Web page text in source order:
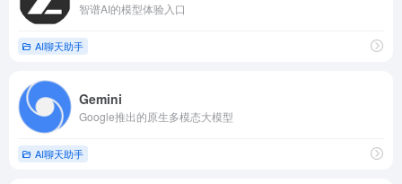
智谱AI的模型体验入口
AI聊天助手
Gemini
Google推出的原生多模态大模型
AI聊天助手